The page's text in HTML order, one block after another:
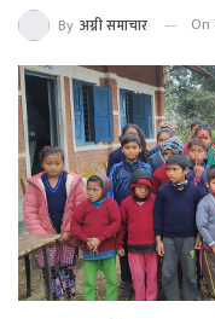
By अग्नी समाचार On